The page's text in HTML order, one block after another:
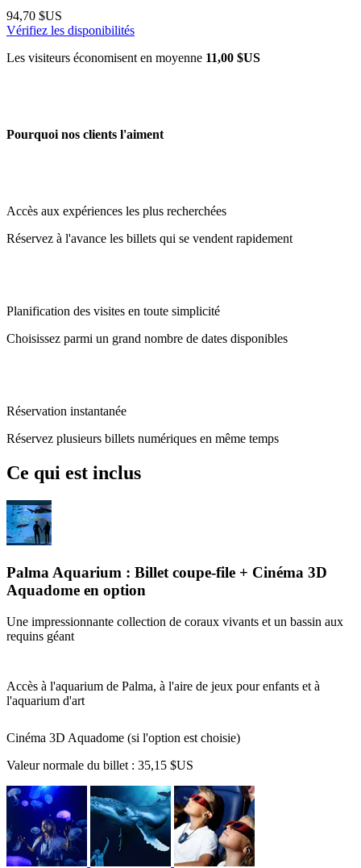
94,70 $US
Vérifiez les disponibilités
Les visiteurs économisent en moyenne 11,00 $US
Pourquoi nos clients l'aiment
Accès aux expériences les plus recherchées
Réservez à l'avance les billets qui se vendent rapidement
Planification des visites en toute simplicité
Choisissez parmi un grand nombre de dates disponibles
Réservation instantanée
Réservez plusieurs billets numériques en même temps
Ce qui est inclus
Palma Aquarium : Billet coupe-file + Cinéma 3D
Aquadome en option
Une impressionnante collection de coraux vivants et un bassin aux
requins géant
Accès à l'aquarium de Palma, à l'aire de jeux pour enfants et à
l'aquarium d'art
Cinéma 3D Aquadome (si l'option est choisie)
Valeur normale du billet : 35,15 $US